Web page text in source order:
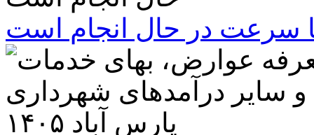
سرعت در حال انجام است